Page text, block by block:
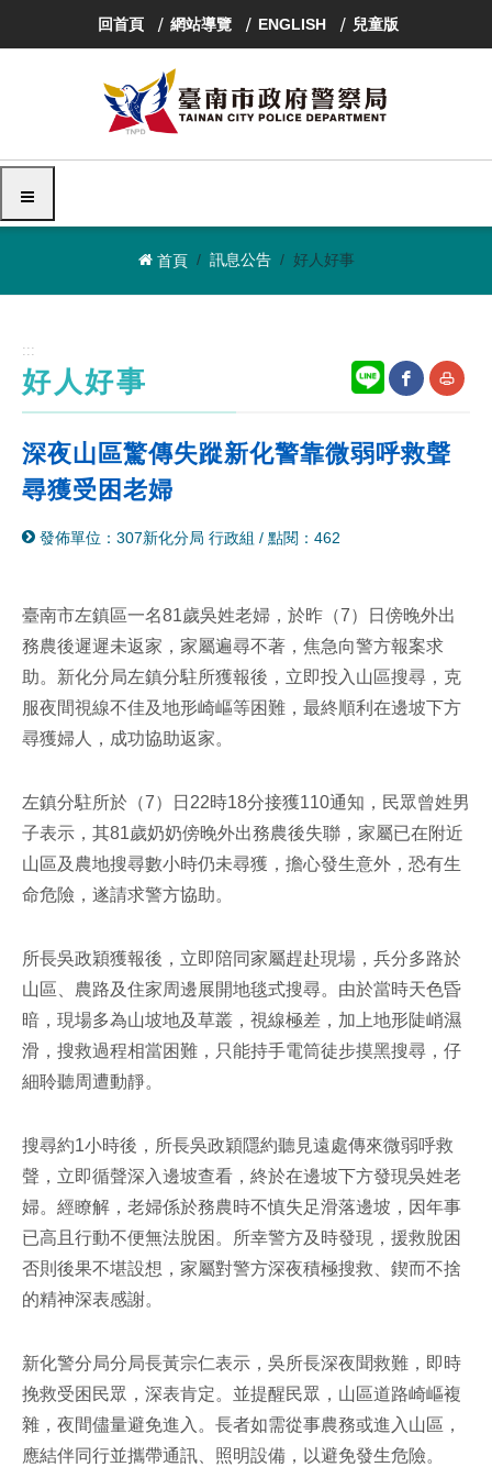
區
回首頁 網站導覽 ENGLISH 兒童版
選單
首頁 訊息公告 好人好事
:::
好人好事
網
facebook
友
深夜山區驚傳失蹤新化警靠微弱呼救聲
尋獲受困老婦
發佈單位：307新化分局 行政組 / 點閱：462
臺南市左鎮區一名81歲吳姓老婦，於昨（7）日傍晚外出
務農後遲遲未返家，家屬遍尋不著，焦急向警方報案求
助。新化分局左鎮分駐所獲報後，立即投入山區搜尋，克
服夜間視線不佳及地形崎嶇等困難，最終順利在邊坡下方
尋獲婦人，成功協助返家。
左鎮分駐所於（7）日22時18分接獲110通知，民眾曾姓男
子表示，其81歲奶奶傍晚外出務農後失聯，家屬已在附近
山區及農地搜尋數小時仍未尋獲，擔心發生意外，恐有生
命危險，遂請求警方協助。
所長吳政穎獲報後，立即陪同家屬趕赴現場，兵分多路於
山區、農路及住家周邊展開地毯式搜尋。由於當時天色昏
暗，現場多為山坡地及草叢，視線極差，加上地形陡峭濕
滑，搜救過程相當困難，只能持手電筒徒步摸黑搜尋，仔
細聆聽周遭動靜。
搜尋約1小時後，所長吳政穎隱約聽見遠處傳來微弱呼救
聲，立即循聲深入邊坡查看，終於在邊坡下方發現吳姓老
婦。經瞭解，老婦係於務農時不慎失足滑落邊坡，因年事
已高且行動不便無法脫困。所幸警方及時發現，援救脫困
否則後果不堪設想，家屬對警方深夜積極搜救、鍥而不捨
的精神深表感謝。
新化警分局分局長黃宗仁表示，吳所長深夜聞救難，即時
挽救受困民眾，深表肯定。並提醒民眾，山區道路崎嶇複
雜，夜間儘量避免進入。長者如需從事農務或進入山區，
應結伴同行並攜帶通訊、照明設備，以避免發生危險。